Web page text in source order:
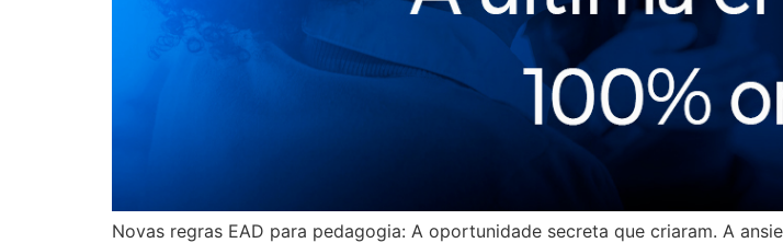
Novas regras EAD para pedagogia: A oportunidade secreta que criaram. A